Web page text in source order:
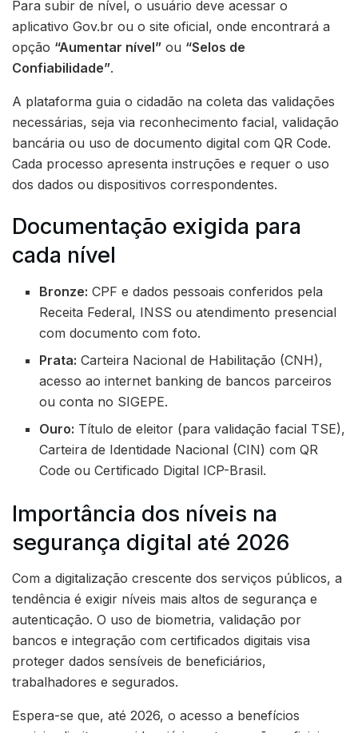
Para subir de nível, o usuário deve acessar o
aplicativo Gov.br ou o site oficial, onde encontrará a
opção “Aumentar nível” ou “Selos de
Confiabilidade”.
A plataforma guia o cidadão na coleta das validações
necessárias, seja via reconhecimento facial, validação
bancária ou uso de documento digital com QR Code.
Cada processo apresenta instruções e requer o uso
dos dados ou dispositivos correspondentes.
Documentação exigida para
cada nível
Bronze: CPF e dados pessoais conferidos pela
Receita Federal, INSS ou atendimento presencial
com documento com foto.
Prata: Carteira Nacional de Habilitação (CNH),
acesso ao internet banking de bancos parceiros
ou conta no SIGEPE.
Ouro: Título de eleitor (para validação facial TSE),
Carteira de Identidade Nacional (CIN) com QR
Code ou Certificado Digital ICP-Brasil.
Importância dos níveis na
segurança digital até 2026
Com a digitalização crescente dos serviços públicos, a
tendência é exigir níveis mais altos de segurança e
autenticação. O uso de biometria, validação por
bancos e integração com certificados digitais visa
proteger dados sensíveis de beneficiários,
trabalhadores e segurados.
Espera-se que, até 2026, o acesso a benefícios